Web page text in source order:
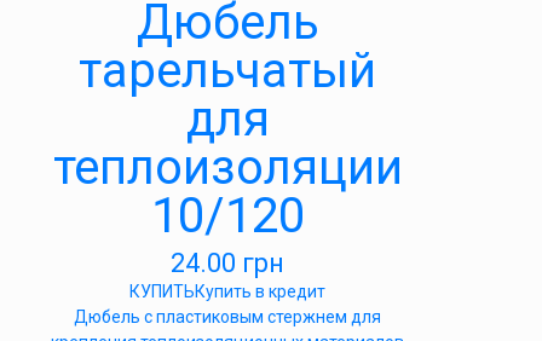
Дюбель
тарельчатый
для
теплоизоляции
10/120
24.00 грн
КУПИТЬКупить в кредит
Дюбель с пластиковым стержнем для